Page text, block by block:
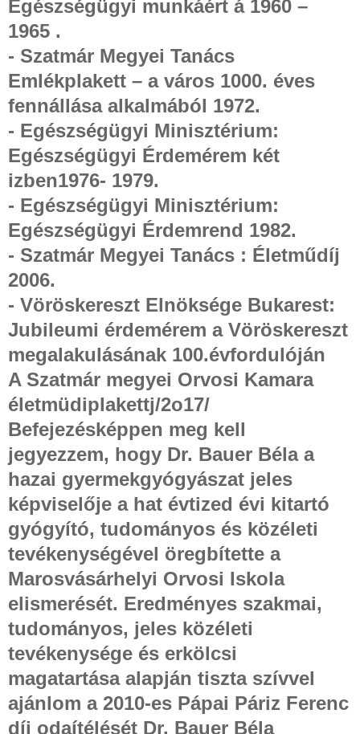
Egészségügyi munkáért á 1960 –
1965 .
- Szatmár Megyei Tanács
Emlékplakett – a város 1000. éves
fennállása alkalmából 1972.
- Egészségügyi Minisztérium:
Egészségügyi Érdemérem két
izben1976- 1979.
- Egészségügyi Minisztérium:
Egészségügyi Érdemrend 1982.
- Szatmár Megyei Tanács : Életműdíj
2006.
- Vöröskereszt Elnöksége Bukarest:
Jubileumi érdemérem a Vöröskereszt
megalakulásának 100.évfordulóján
A Szatmár megyei Orvosi Kamara
életmüdiplakettj/2o17/
Befejezésképpen meg kell
jegyezzem, hogy Dr. Bauer Béla a
hazai gyermekgyógyászat jeles
képviselője a hat évtized évi kitartó
gyógyító, tudományos és közéleti
tevékenységével öregbítette a
Marosvásárhelyi Orvosi Iskola
elismerését. Eredményes szakmai,
tudományos, jeles közéleti
tevékenysége és erkölcsi
magatartása alapján tiszta szívvel
ajánlom a 2010-es Pápai Páriz Ferenc
díj odaítélését Dr. Bauer Béla